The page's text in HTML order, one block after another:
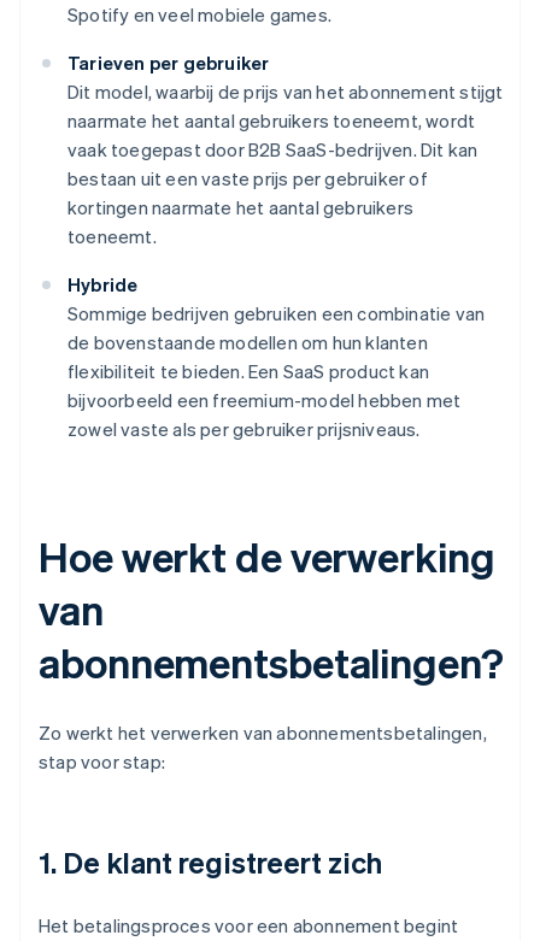
Spotify en veel mobiele games.
Tarieven per gebruiker
Dit model, waarbij de prijs van het abonnement stijgt
naarmate het aantal gebruikers toeneemt, wordt
vaak toegepast door B2B SaaS-bedrijven. Dit kan
bestaan uit een vaste prijs per gebruiker of
kortingen naarmate het aantal gebruikers
toeneemt.
Hybride
Sommige bedrijven gebruiken een combinatie van
de bovenstaande modellen om hun klanten
flexibiliteit te bieden. Een SaaS product kan
bijvoorbeeld een freemium-model hebben met
zowel vaste als per gebruiker prijsniveaus.
Hoe werkt de verwerking
van
abonnementsbetalingen?
Zo werkt het verwerken van abonnementsbetalingen,
stap voor stap:
1. De klant registreert zich
Het betalingsproces voor een abonnement begint